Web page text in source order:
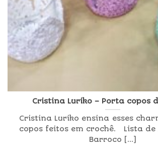
Cristina Luriko – Porta copos
Cristina Luriko ensina esses
copos feitos em crochê. Lista de
Barroco [...]